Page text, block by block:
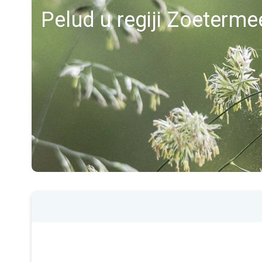
Pelud u regiji